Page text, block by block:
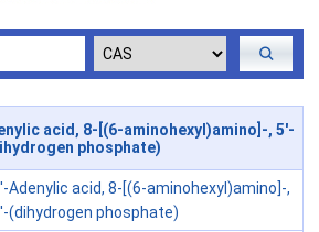
acid, 8-[(6-aminohexyl)amino]-, 5'-
phosphate)
Adenylic acid, 8-[(6-aminohexyl)amino]-,
(dihydrogen phosphate)